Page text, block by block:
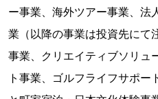
ー事業、海外ツアー事業、法
業（以降の事業は投資先にて
事業、クリエイティブソリュ
ト事業、ゴルフライフサポ